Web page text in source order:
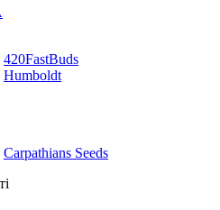
420FastBuds
Humboldt
Carpathians Seeds